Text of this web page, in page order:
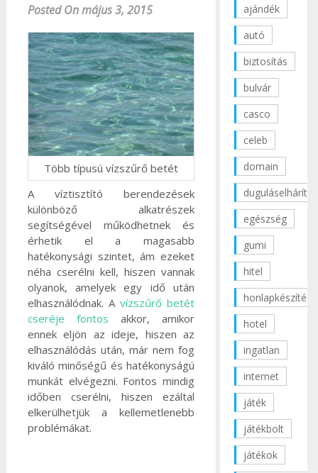
Posted On május 3, 2015
Több típusú vízszűrő betét
A víztisztító berendezések
különböző alkatrészek
segítségével működhetnek és
érhetik el a magasabb
hatékonysági szintet, ám ezeket
néha cserélni kell, hiszen vannak
olyanok, amelyek egy idő után
elhasználódnak. A vízszűrő betét
cseréje fontos akkor, amikor
ennek eljön az ideje, hiszen az
elhasználódás után, már nem fog
kiváló minőségű és hatékonyságú
munkát elvégezni. Fontos mindig
időben cserélni, hiszen ezáltal
elkerülhetjük a kellemetlenebb
problémákat.
ajándék
autó
biztosítás
bulvár
casco
celeb
domain
duguláselhárítás
egészség
gumi
hitel
honlapkészítés
hotel
ingatlan
internet
játék
játékbolt
játékok